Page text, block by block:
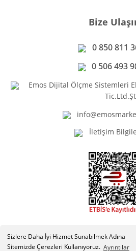
Sizlere Daha İyi Hizmet Sunabilmek Adına
Sitemizde Çerezleri Kullanıyoruz. Ayrıntılar
Bize
0 850 811
0 506 493
Emos Dijital Ölçme Sistemleri
İletişim
Copyright © Emosmarketing.com.